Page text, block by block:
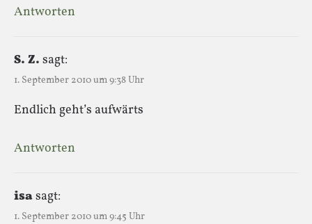
Antworten
S. Z. sagt:
1. September 2010 um 9:38 Uhr
Endlich geht’s aufwärts
Antworten
isasagt:
1. September 2010 um 9:45 Uhr